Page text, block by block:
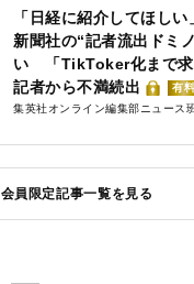
「日経に紹介してほし
新聞社の“記者流出ドミ
い 「TikToker化まで求
記者から不満続出
有料
集英社オンライン編集部ニュース
会員限定記事一覧を見る